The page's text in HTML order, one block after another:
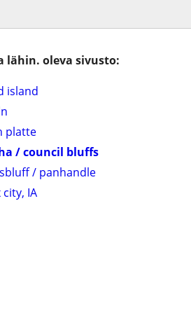
lähin. oleva sivusto:
island
platte
/ council bluffs
/ panhandle
IA